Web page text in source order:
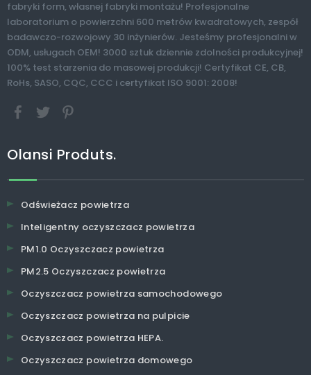
fabryki form, własnej fabryki montażu! Profesjonalne
laboratorium o powierzchni 600 metrów kwadratowych, zespół
badawczo-rozwojowy 30 inżynierów. Jesteśmy profesjonalni w
ODM, usługach OEM! 3000 sztuk dziennie zdolności produkcyjnej!
100% test starzenia do masowej produkcji! Certyfikat CE, CB,
RoHs, SASO, CQC, CCC i certyfikat ISO 9001: 2008!
Olansi Produts.
Odświeżacz powietrza
Inteligentny oczyszczacz powietrza
PM1.0 Oczyszczacz powietrza
PM2.5 Oczyszczacz powietrza
Oczyszczacz powietrza samochodowego
Oczyszczacz powietrza na pulpicie
Oczyszczacz powietrza HEPA.
Oczyszczacz powietrza domowego